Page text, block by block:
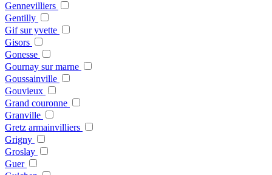
Gennevilliers
Gentilly
Gif sur yvette
Gisors
Gonesse
Gournay sur marne
Goussainville
Gouvieux
Grand couronne
Granville
Gretz armainvilliers
Grigny
Groslay
Guer